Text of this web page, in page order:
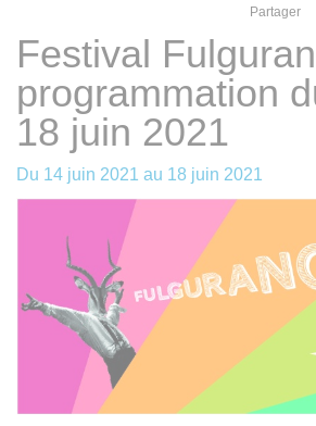
Partager
Festival
programmation
18 juin 2021
Du 14 juin 2021 au 18 juin 2021